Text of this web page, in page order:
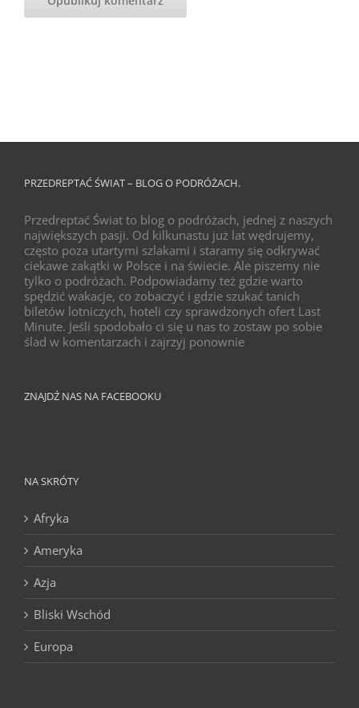
PRZEDREPTAĆ ŚWIAT – BLOG O PODRÓŻACH.
Przedreptać Świat to blog o podróżach, jednej z naszych
największych pasji. Od kilkunastu już lat wędrujemy,
często poza utartymi szlakami i staramy się odkrywać
ciekawe zakątki w Polsce i na świecie. Ale piszemy nie
tylko o podróżach. Podpowiadamy też gdzie warto
spędzić wakacje, co zobaczyć i gdzie szukać tanich
biletów lotniczych, hoteli czy sprawdzonych ofert Last
Minute. Jeśli spodobało ci się u nas to zostaw po sobie
ślad w komentarzach i zajrzyj ponownie
ZNAJDŹ NAS NA FACEBOOKU
NA SKRÓTY
Afryka
Ameryka
Azja
Bliski Wschód
Europa